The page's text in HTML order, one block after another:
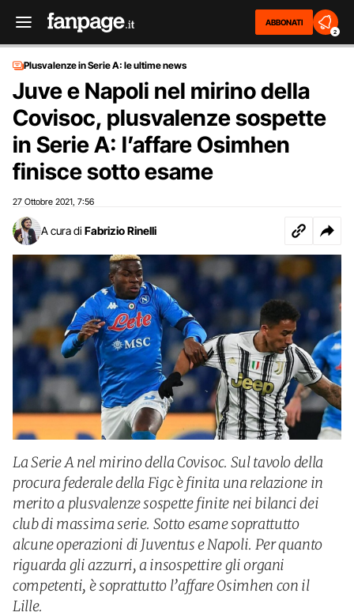
ABBONATI
2
Plusvalenze in Serie A: le ultime news
Juve e Napoli nel mirino della
Covisoc, plusvalenze sospette
in Serie A: l’affare Osimhen
finisce sotto esame
27 Ottobre 2021 7:56
A cura di Fabrizio Rinelli
La Serie A nel mirino della Covisoc. Sul tavolo della
procura federale della Figc è finita una relazione in
merito a plusvalenze sospette finite nei bilanci dei
club di massima serie. Sotto esame soprattutto
alcune operazioni di Juventus e Napoli. Per quanto
riguarda gli azzurri, a insospettire gli organi
competenti, è soprattutto l’affare Osimhen con il
Lille.